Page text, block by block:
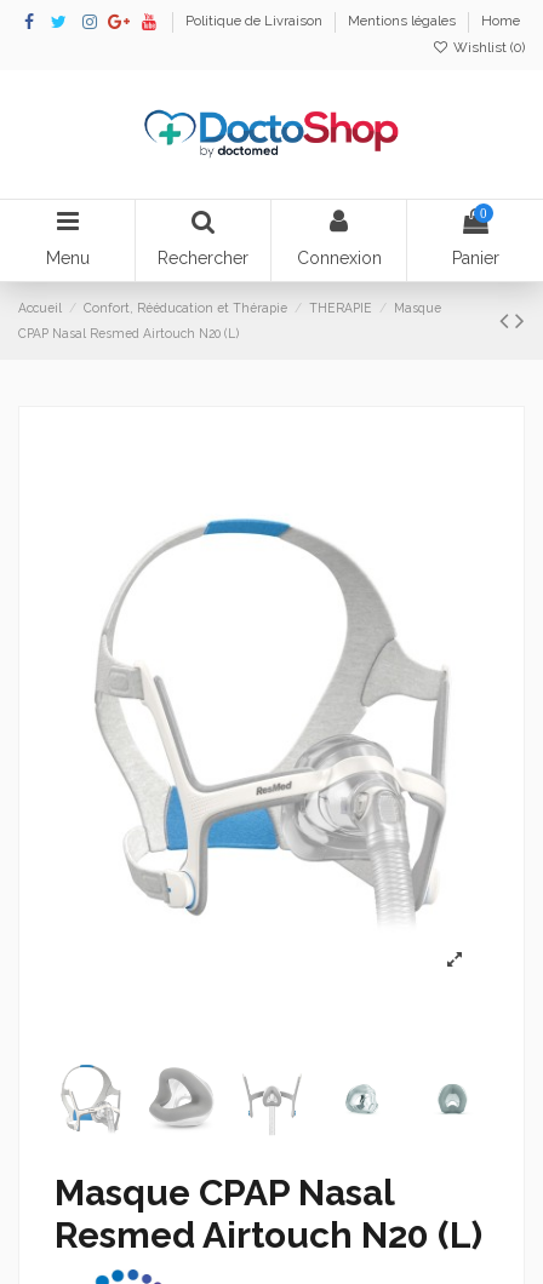
Politique de Livraison Mentions légales
Home
Wishlist (0)
Menu Rechercher Connexion
0
Panier
Accueil Confort, Rééducation et Thérapie THERAPIE
Masque
CPAP Nasal Resmed Airtouch N20 (L)
Masque CPAP Nasal
Resmed Airtouch N20 (L)